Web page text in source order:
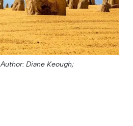
Author: Diane Keough;